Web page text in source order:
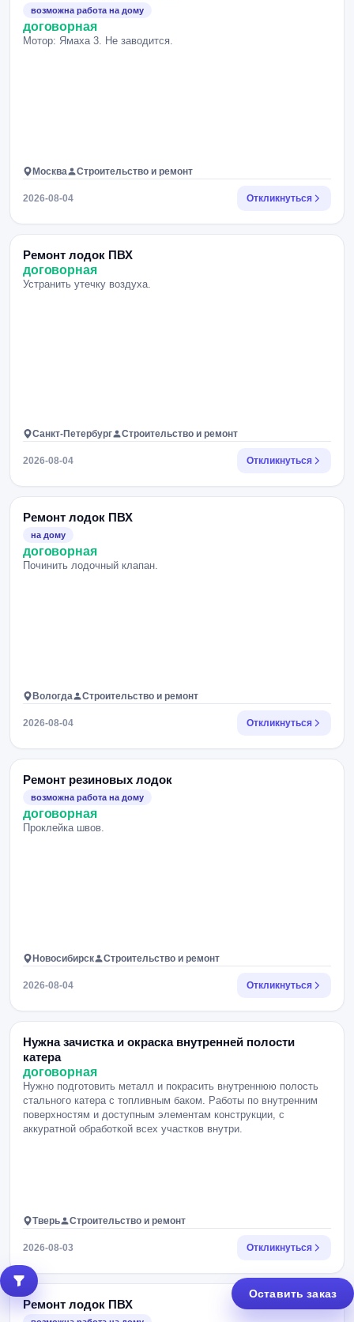
возможна работа на дому
договорная
Мотор: Ямаха 3. Не заводится.
Москва Строительство и ремонт
2026-08-04 Откликнуться
Ремонт лодок ПВХ
договорная
Устранить утечку воздуха.
Санкт-Петербург Строительство и ремонт
2026-08-04 Откликнуться
Ремонт лодок ПВХ
на дому
договорная
Починить лодочный клапан.
Вологда Строительство и ремонт
2026-08-04 Откликнуться
Ремонт резиновых лодок
возможна работа на дому
договорная
Проклейка швов.
Новосибирск Строительство и ремонт
2026-08-04 Откликнуться
Нужна зачистка и окраска внутренней полости
катера
договорная
Нужно подготовить металл и покрасить внутреннюю полость
стального катера с топливным баком. Работы по внутренним
поверхностям и доступным элементам конструкции, с
аккуратной обработкой всех участков внутри.
Тверь Строительство и ремонт
2026-08-03 Откликнуться
Ремонт лодок ПВХ
Оставить заказ